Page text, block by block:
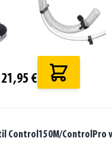
21,95 €
Control150M/ControlPro